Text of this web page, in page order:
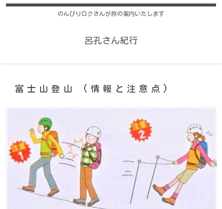
のんびりロクさんが旅の案内いたします
呂孔さん紀行
富士山登山 (情報と注意点)